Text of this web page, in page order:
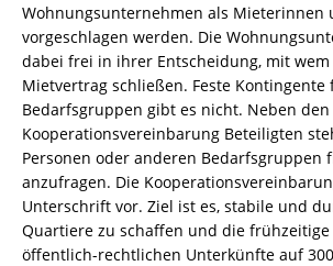
Wohnungs­unternehmen als Mieterinnen
vorgeschlagen werden. Die
dabei frei in ihrer Entscheidung, mit wem
Mietvertrag schließen. Feste
Bedarfsgruppen gibt es nicht. Neben
Kooperationsvereinbarung Beteiligten
Personen oder anderen Bedarfsgruppen
anzufragen. Die
Unterschrift vor. Ziel ist es, stabile und
Quartiere zu schaffen und die
öffentlich-rechtlichen Unterkünfte auf